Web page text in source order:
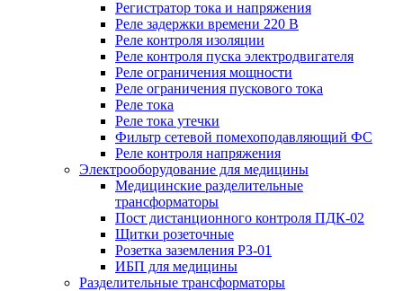
Регистратор тока и напряжения
Реле задержки времени 220 В
Реле контроля изоляции
Реле контроля пуска электродвигателя
Реле ограничения мощности
Реле ограничения пускового тока
Реле тока
Реле тока утечки
Фильтр сетевой помехоподавляющий ФС
Реле контроля напряжения
Электрооборудование для медицины
Медицинские разделительные
трансформаторы
Пост дистанционного контроля ПДК-02
Щитки розеточные
Розетка заземления РЗ-01
ИБП для медицины
Разделительные трансформаторы